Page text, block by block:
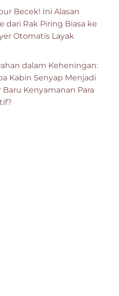
Becek! Ini Alasan
dari Rak Piring Biasa ke
Otomatis Layak
dalam Keheningan:
Kabin Senyap Menjadi
Baru Kenyamanan Para